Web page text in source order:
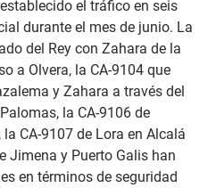
el tráfico en seis
durante el mes de junio. La
del Rey con Zahara de la
a Olvera, la CA-9104 que
y Zahara a través del
la CA-9106 de
CA-9107 de Lora en Alcalá
Jimena y Puerto Galis han
en términos de seguridad